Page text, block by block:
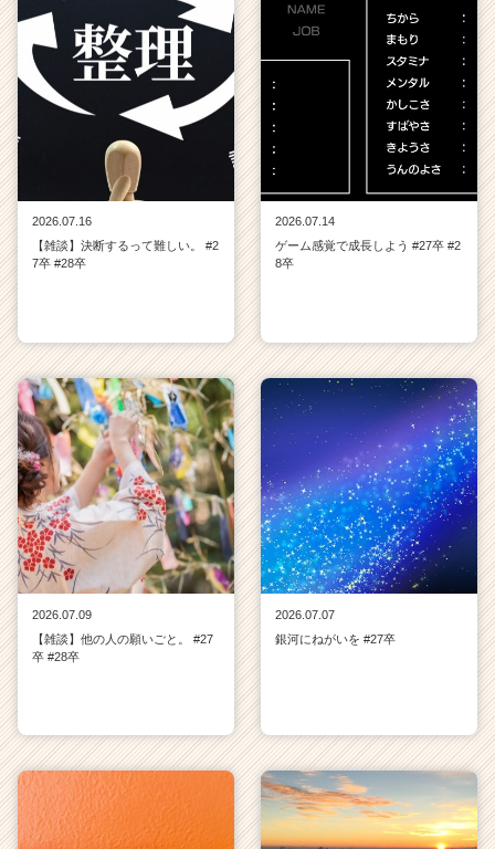
2026.07.16
【雑談】決断するって難しい。 #2
7卒 #28卒
2026.07.14
ゲーム感覚で成長しよう #27卒 #2
8卒
2026.07.09
【雑談】他の人の願いごと。 #27
卒 #28卒
2026.07.07
銀河にねがいを #27卒